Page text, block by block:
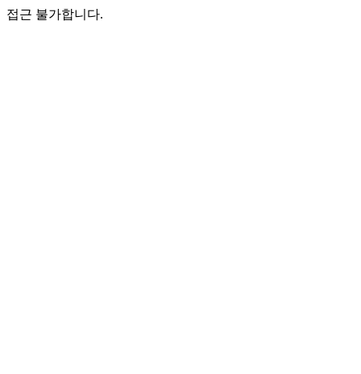
접근 불가합니다.